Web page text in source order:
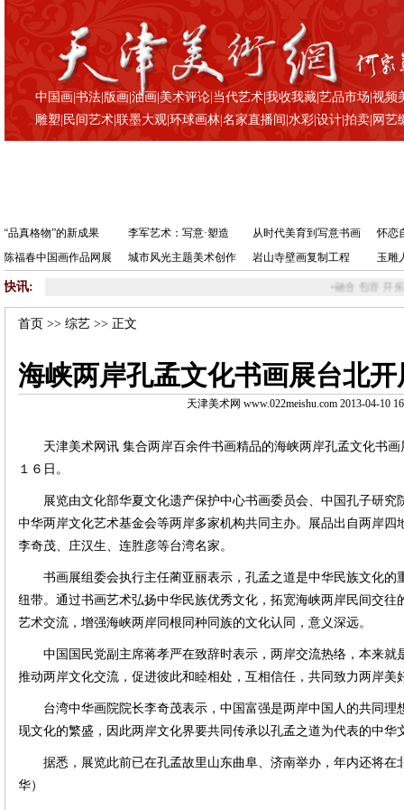
中国画 |书法 版画 |油画 |美术评论 当代艺术 |我收我藏 |艺品市场 |视频
雕塑 民间艺术 |联墨大观 |环球画林 |名家直播间 |水彩 |设计 |拍卖 网艺
“品真格物”的新成果 李军艺术：写意·塑造 从时代美育到写意书画
怀恋
陈福春中国画作品网展
城市风光主题美术创作 岩山寺壁画复制工程 玉雕
快讯: 融合 包容 开拓 | 画
首页 >>综艺 >> 正文
海峡两岸孔孟文化书画展台北开
天津美术网 www.022meishu.com 2013-04-10
天津美术网讯 集合两岸百余件书画精品的海峡两岸孔孟文化书
１６日。
展览由文化部华夏文化遗产保护中心书画委员会、中国孔子研究
中华两岸文化艺术基金会等两岸多家机构共同主办。展品出自两岸四
李奇茂、庄汉生、连胜彦等台湾名家。
书画展组委会执行主任蔺亚丽表示，孔孟之道是中华民族文化的
纽带。通过书画艺术弘扬中华民族优秀文化，拓宽海峡两岸民间交往
艺术交流，增强海峡两岸同根同种同族的文化认同，意义深远。
中国国民党副主席蒋孝严在致辞时表示，两岸交流热络，本来就
推动两岸文化交流，促进彼此和睦相处，互相信任，共同致力两岸美
台湾中华画院院长李奇茂表示，中国富强是两岸中国人的共同理
现文化的繁盛，因此两岸文化界要共同传承以孔孟之道为代表的中华
据悉，展览此前已在孔孟故里山东曲阜、济南举办，年内还将在
华）